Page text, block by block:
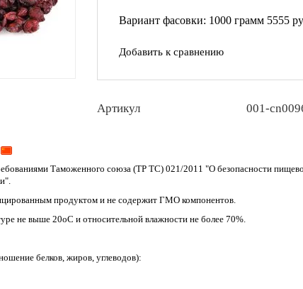
Вариант фасовки: 1000 грамм 5555
Добавить к сравнению
Артикул 001-
Таможенного союза (ТР ТС) 021/2011 "О безопасности
продуктом и не содержит ГМО компонентов.
не выше 20оС и относительной влажности не более 70%.
белков, жиров, углеводов):